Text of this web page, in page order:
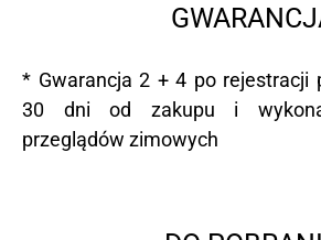
* Gwarancja 2 + 4 po rejestracji
30 dni od zakupu i
przeglądów zimowych